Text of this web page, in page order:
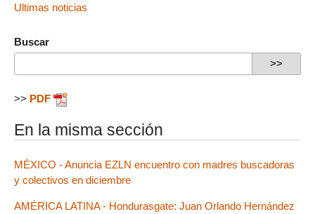
Ultimas noticias
Buscar
>> PDF
En la misma sección
MÉXICO - Anuncia EZLN encuentro con madres buscadoras
y colectivos en diciembre
AMÉRICA LATINA - Hondurasgate: Juan Orlando Hernández